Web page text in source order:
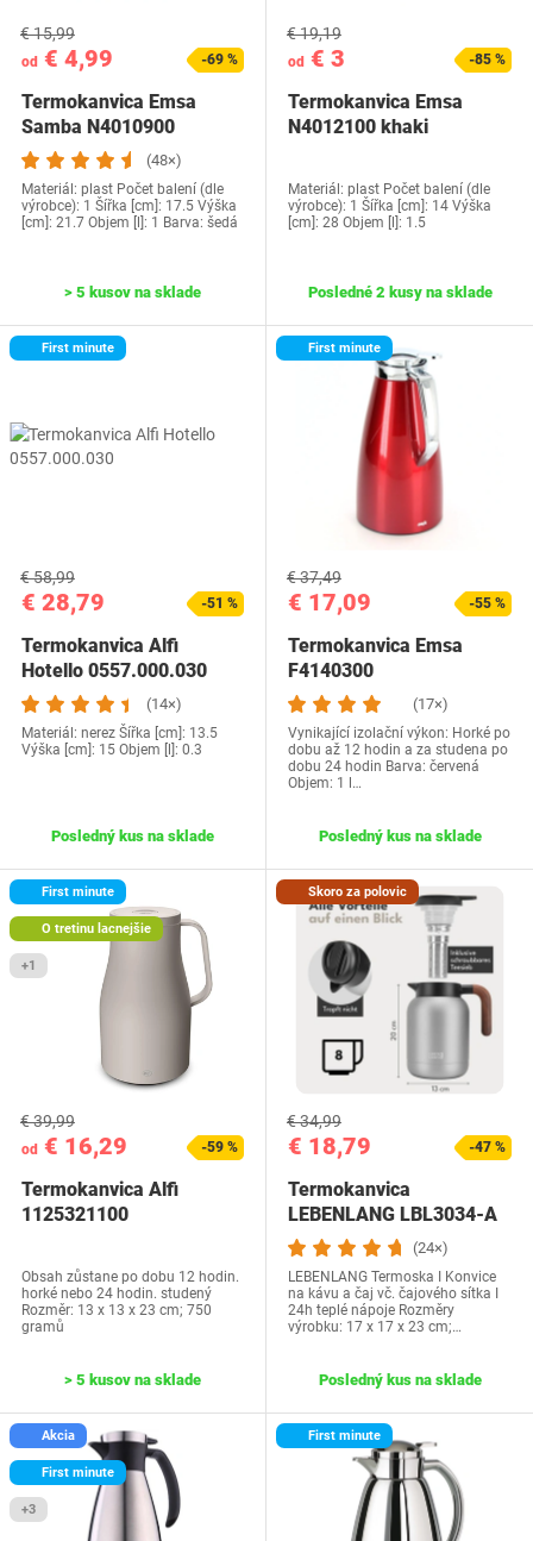
od € 4,99
€ 15,99
-69 %
Termokanvica Emsa
Samba N4010900
(48×)
Materiál: plast Počet balení (dle
výrobce): 1 Šířka [cm]: 17.5 Výška
[cm]: 21.7 Objem [l]: 1 Barva: šedá
> 5 kusov na sklade
od € 3
€ 19,19
-85 %
Termokanvica Emsa
N4012100 khaki
Materiál: plast Počet balení (dle
výrobce): 1 Šířka [cm]: 14 Výška
[cm]: 28 Objem [l]: 1.5
Posledné 2 kusy na sklade
First minute
€ 28,79
€ 58,99
-51 %
Termokanvica Alfi
Hotello 0557.000.030
(14×)
Materiál: nerez Šířka [cm]: 13.5
Výška [cm]: 15 Objem [l]: 0.3
Posledný kus na sklade
First minute
€ 17,09
€ 37,49
-55 %
Termokanvica Emsa
F4140300
(17×)
Vynikající izolační výkon: Horké po
dobu až 12 hodin a za studena po
dobu 24 hodin Barva: červená
Objem: 1 l…
Posledný kus na sklade
First minute
O tretinu lacnejšie
+1
od € 16,29
€ 39,99
-59 %
Termokanvica Alfi
1125321100
Obsah zůstane po dobu 12 hodin.
horké nebo 24 hodin. studený
Rozměr: 13 x 13 x 23 cm; 750
gramů
> 5 kusov na sklade
Skoro za polovic
€ 18,79
€ 34,99
-47 %
Termokanvica
LEBENLANG LBL3034-A
(24×)
LEBENLANG Termoska I Konvice
na kávu a čaj vč. čajového sítka I
24h teplé nápoje Rozměry
výrobku: 17 x 17 x 23 cm;…
Posledný kus na sklade
Akcia
First minute
+3
First minute